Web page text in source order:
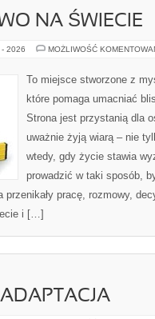
NA ŚWIECIE
2026 MOŻLIWOŚĆ
To miejsce stworzone z
które pomaga umacniać
Strona jest przystanią dla
uważnie żyją wiarą – nie
wtedy, gdy życie stawia
prowadzić w taki sposób,
przenikały pracę, rozmowy,
i […]